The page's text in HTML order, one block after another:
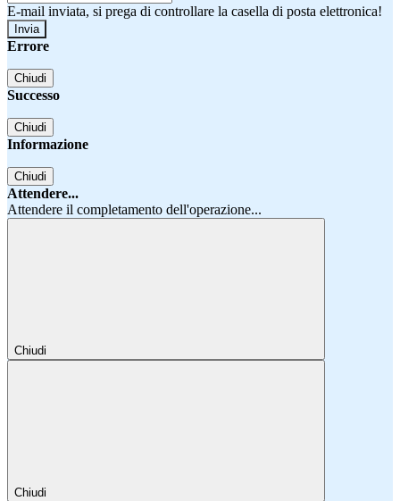
E-mail inviata, si prega di controllare la casella di posta elettronica!
Errore
Chiudi
Successo
Chiudi
Informazione
Chiudi
Attendere...
Attendere il completamento dell'operazione...
Chiudi
Chiudi